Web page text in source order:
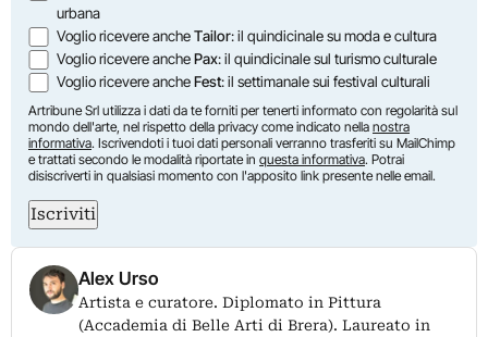
urbana
Voglio ricevere ancheTailor: il quindicinale su moda e cultura
Voglio ricevere anchePax: il quindicinale sul turismo culturale
Voglio ricevere ancheFest: il settimanale sui festival culturali
Artribune Srl utilizza i dati da te forniti per tenerti informato con regolarità sul
mondo dell'arte, nel rispetto della privacy come indicato nella nostra
informativa. Iscrivendoti i tuoi dati personali verranno trasferiti su MailChimp
e trattati secondo le modalità riportate in questa informativa. Potrai
disiscriverti in qualsiasi momento con l'apposito link presente nelle email.
Iscriviti
Alex Urso
Artista e curatore. Diplomato in Pittura
(Accademia di Belle Arti di Brera). Laureato in